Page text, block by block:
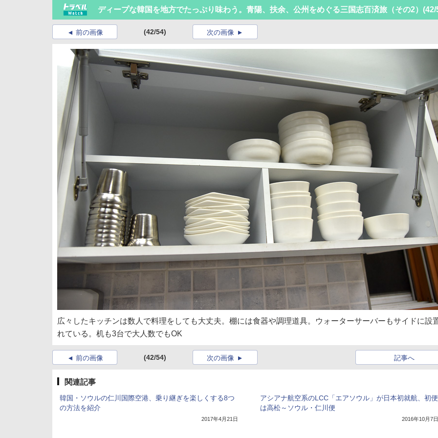
ディープな韓国を地方でたっぷり味わう。青陽、扶余、公州をめぐる三国志百済旅（その2） (42/
前の画像 (42/54) 次の画像
広々したキッチンは数人で料理をしても大丈夫。棚には食器や調理道具。ウォーターサーバーもサイドに設
れている。机も3台で大人数でもOK
前の画像 (42/54) 記事へ
次の画像
関連記事
韓国・ソウルの仁川国際空港、乗り継ぎを楽しくする8つ
の方法を紹介
2017年4月21日
アシアナ航空系のLCC「エアソウル」が日本初就航、初便
は高松～ソウル・仁川便
2016年10月7日